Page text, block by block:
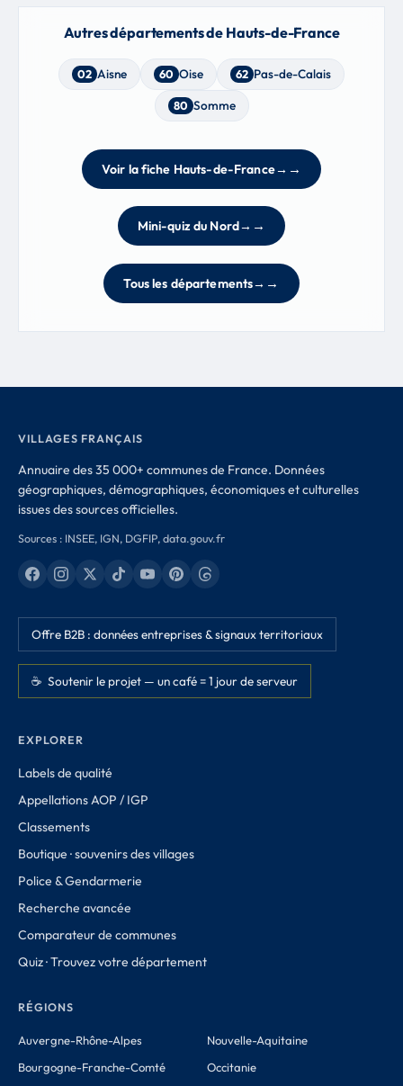
Autres départements de Hauts-de-France
02 Aisne 60 Oise 62 Pas-de-Calais
80 Somme
Voir la fiche Hauts-de-France→
Mini-quiz du Nord→
Tous les départements→
VILLAGES FRANÇAIS
Annuaire des 35 000+ communes de France. Données
géographiques, démographiques, économiques et culturelles
issues des sources officielles.
Sources : INSEE, IGN, DGFIP, data.gouv.fr
Offre B2B : données entreprises & signaux territoriaux
☕ Soutenir le projet — un café = 1 jour de serveur
EXPLORER
Labels de qualité
Appellations AOP / IGP
Classements
Boutique · souvenirs des villages
Police & Gendarmerie
Recherche avancée
Comparateur de communes
Quiz · Trouvez votre département
RÉGIONS
Auvergne-Rhône-Alpes
Bourgogne-Franche-Comté
Nouvelle-Aquitaine
Occitanie